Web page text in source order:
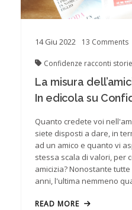
14 Giu 2022 13 Comments
Confidenze racconti
La misura
In edicola su
Quanto credete voi
siete disposti a dare, in
ad un amico e quanto vi
stessa scala di valori, per
amicizia? Nonostante
anni, l'ultima nemmeno
READ MORE